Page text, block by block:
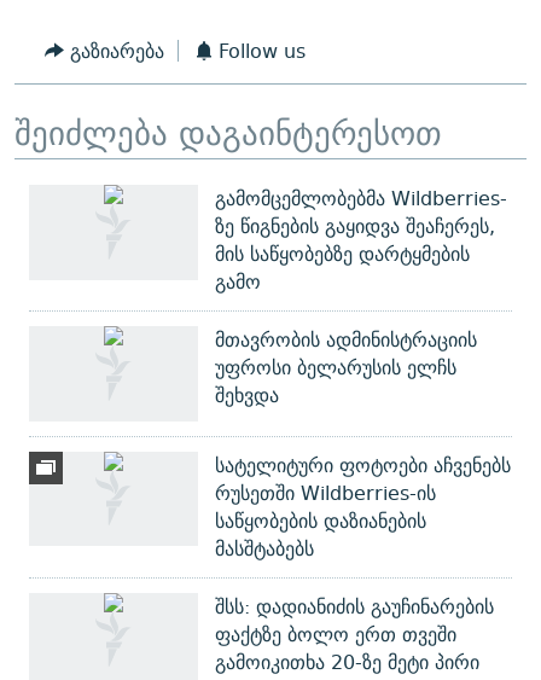
გაზიარება Follow us
შეიძლება დაგაინტერესოთ
გამომცემლობებმა Wildberries-
ზე წიგნების გაყიდვა შეაჩერეს,
მის საწყობებზე დარტყმების
გამო
მთავრობის ადმინისტრაციის
უფროსი ბელარუსის ელჩს
შეხვდა
სატელიტური ფოტოები აჩვენებს
რუსეთში Wildberries-ის
საწყობების დაზიანების
მასშტაბებს
შსს: დადიანიძის გაუჩინარების
ფაქტზე ბოლო ერთ თვეში
გამოიკითხა 20-ზე მეტი პირი